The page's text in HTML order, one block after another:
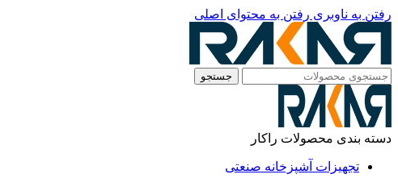
رفتن به ناوبری رفتن به محتوای اصلی
جستجو
دسته بندی محصولات راکار
تجهیزات آشپزخانه صنعتی